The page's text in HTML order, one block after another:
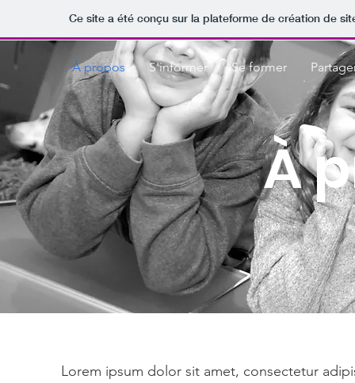
Ce site a été conçu sur la plateforme de création de
À propos S'informer Se former
À
Lorem ipsum dolor sit amet, consectetur